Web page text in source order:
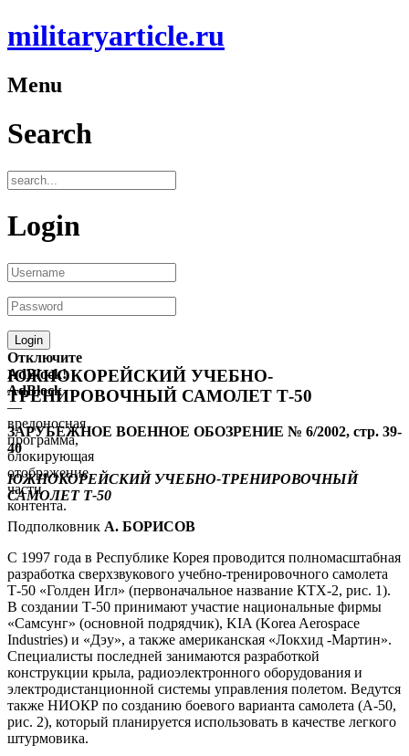
militaryarticle.ru
Menu
Search
Login
Отключите
AdBlock!
AdBlock
—
вредоносная
программа,
блокирующая
отображение
части
контента.
ЮЖНОКОРЕЙСКИЙ УЧЕБНО-
ТРЕНИРОВОЧНЫЙ САМОЛЕТ Т-50
ЗАРУБЕЖНОЕ ВОЕННОЕ ОБОЗРЕНИЕ № 6/2002, стр. 39-
40
ЮЖНОКОРЕЙСКИЙ УЧЕБНО-ТРЕНИРОВОЧНЫЙ
САМОЛЕТ Т-50
Подполковник А. БОРИСОВ
С 1997 года в Республике Корея проводится полномасштабная
разработка сверхзвукового учебно-тренировочного самолета
Т-50 «Голден Игл» (первоначальное название КТХ-2, рис. 1).
В создании Т-50 принимают участие национальные фирмы
«Самсунг» (основной подрядчик), KIA (Korea Aerospace
Industries) и «Дэу», а также американская «Локхид -Мартин».
Специалисты последней занимаются разработкой
конструкции крыла, радиоэлектронного оборудования и
электродистанционной системы управления полетом. Ведутся
также НИОКР по созданию боевого варианта самолета (А-50,
рис. 2), который планируется использовать в качестве легкого
штурмовика.